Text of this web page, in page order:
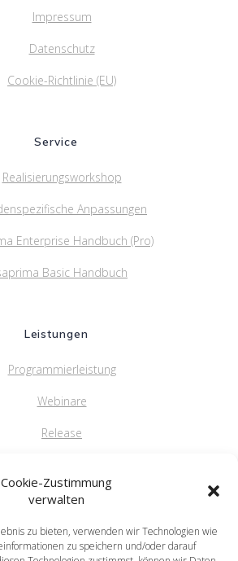
Cookie-Zustimmung
verwalten
zu bieten, verwenden wir Technologien wie
zu speichern und/oder darauf
Impressum
Datenschutz
Cookie-Richtlinie (EU)
Service
Realisierungsworkshop
Anpassungen
Enterprise Handbuch (Pro)
Basic Handbuch
Leistungen
Programmierleistung
Webinare
Release
saprima GmbH